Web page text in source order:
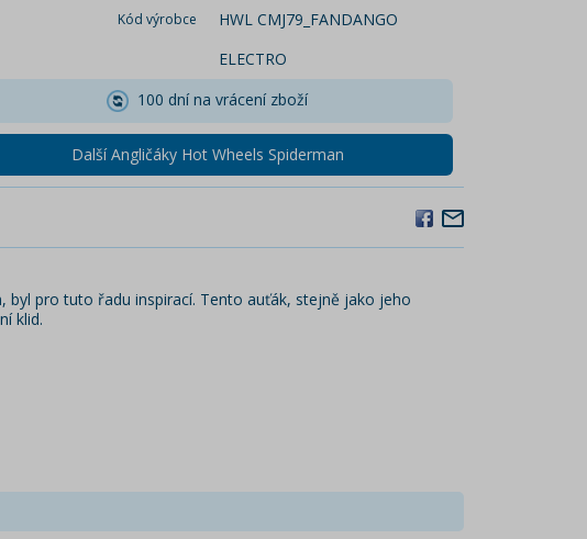
Kód výrobce
HWL CMJ79_FANDANGO
ELECTRO
100 dní na vrácení zboží
Další Angličáky Hot Wheels Spiderman
byl pro tuto řadu inspirací. Tento auťák, stejně jako jeho
klid.